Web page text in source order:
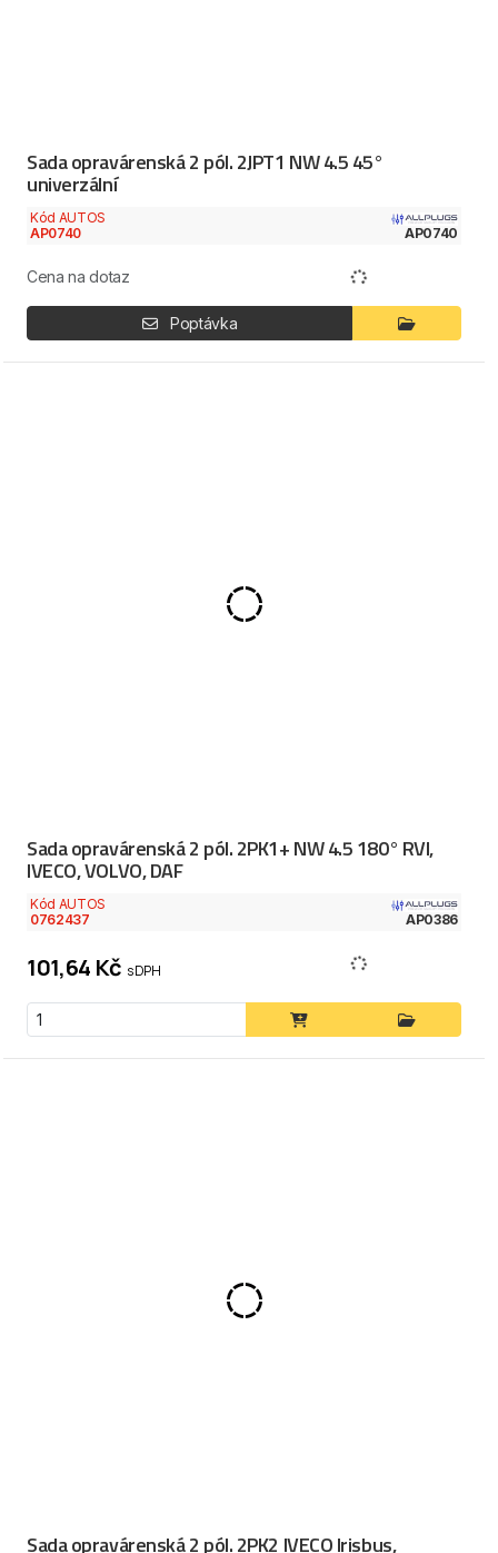
Sada opravárenská 2 pól. 2JPT1 NW 4.5 45°
univerzální
Kód AUTOS
AP0740
AP0740
Cena na dotaz
Poptávka
Sada opravárenská 2 pól. 2PK1+ NW 4.5 180° RVI,
IVECO, VOLVO, DAF
Kód AUTOS
0762437
AP0386
101,64 Kč s DPH
Sada opravárenská 2 pól. 2PK2 IVECO Irisbus,